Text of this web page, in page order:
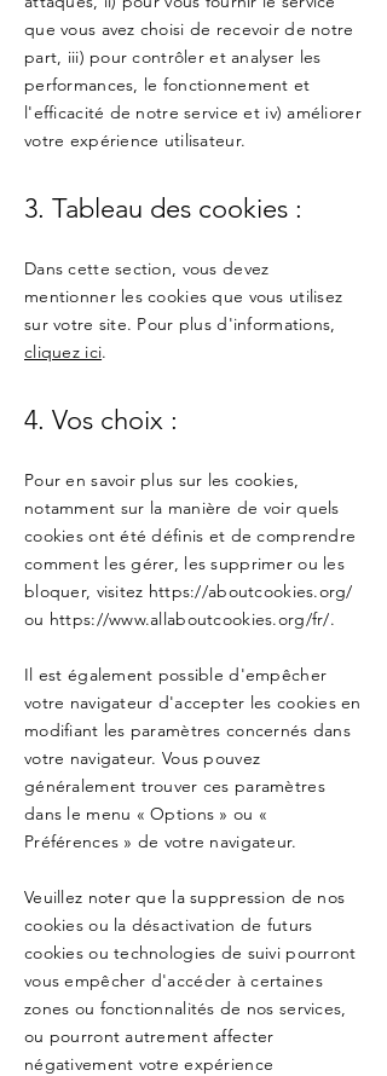
que vous avez choisi de recevoir de notre
part, iii) pour contrôler et analyser les
performances, le fonctionnement et
l'efficacité de notre service et iv) améliorer
votre expérience utilisateur.
3. Tableau des cookies :
Dans cette section, vous devez
mentionner les cookies que vous utilisez
sur votre site. Pour plus d'informations,
cliquez ici.
4. Vos choix :
Pour en savoir plus sur les cookies,
notamment sur la manière de voir quels
cookies ont été définis et de comprendre
comment les gérer, les supprimer ou les
bloquer, visitez https://aboutcookies.org/
ou https://www.allaboutcookies.org/fr/.
Il est également possible d'empêcher
votre navigateur d'accepter les cookies en
modifiant les paramètres concernés dans
votre navigateur. Vous pouvez
généralement trouver ces paramètres
dans le menu « Options » ou «
Préférences » de votre navigateur.
Veuillez noter que la suppression de nos
cookies ou la désactivation de futurs
cookies ou technologies de suivi pourront
vous empêcher d'accéder à certaines
zones ou fonctionnalités de nos services,
ou pourront autrement affecter
négativement votre expérience